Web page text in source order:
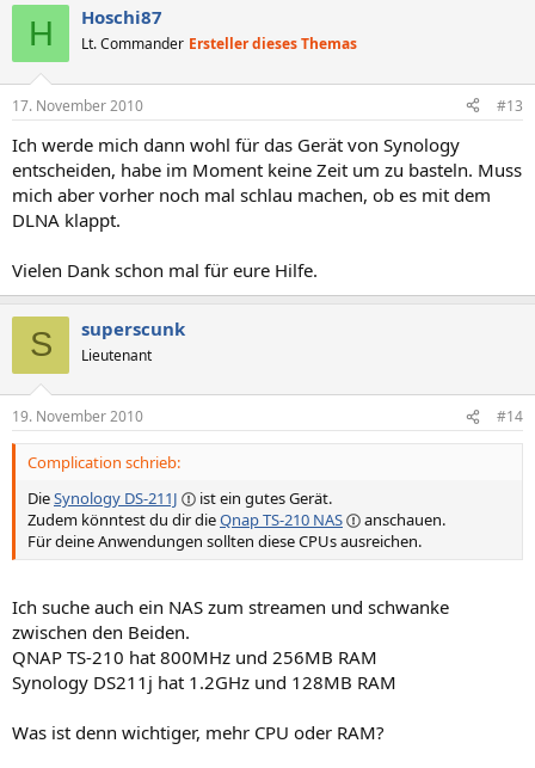
H Hoschi87
Lt. Commander Ersteller dieses Themas
17. November 2010 #13
Ich werde mich dann wohl für das Gerät von Synology
entscheiden, habe im Moment keine Zeit um zu basteln. Muss
mich aber vorher noch mal schlau machen, ob es mit dem
DLNA klappt.
Vielen Dank schon mal für eure Hilfe.
S superscunk
Lieutenant
19. November 2010 #14
Complication schrieb:
DieSynology DS-211J
ist ein gutes Gerät.
Zudem könntest du dir dieQnap TS-210 NAS
anschauen.
Für deine Anwendungen sollten diese CPUs ausreichen.
Ich suche auch ein NAS zum streamen und schwanke
zwischen den Beiden.
QNAP TS-210 hat 800MHz und 256MB RAM
Synology DS211j hat 1.2GHz und 128MB RAM
Was ist denn wichtiger, mehr CPU oder RAM?